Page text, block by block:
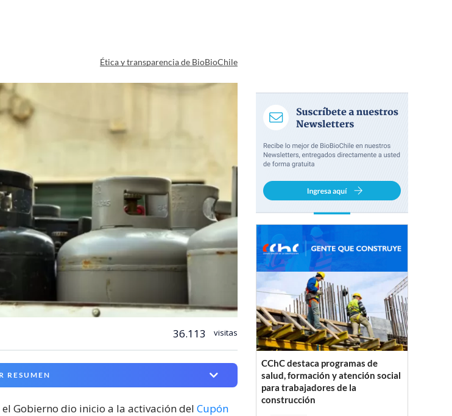
Ética y transparencia de BioBioChile
36.113 visitas
RESUMEN
Gobierno dio inicio a la activación del Cupón
CChC destaca programas de
salud, formación y atención social
para trabajadores de la
construcción